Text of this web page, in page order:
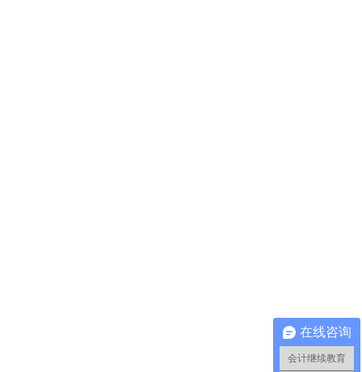
在线咨询
会计继续教育